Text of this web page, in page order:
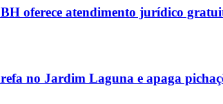
oferece atendimento jurídico
no Jardim Laguna e apaga